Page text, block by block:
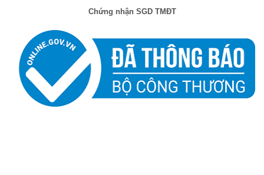
Chứng nhận SGD TMĐT